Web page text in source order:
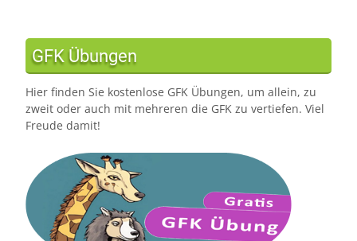
GFK Übungen
Hier finden Sie kostenlose GFK Übungen, um allein, zu
zweit oder auch mit mehreren die GFK zu vertiefen. Viel
Freude damit!